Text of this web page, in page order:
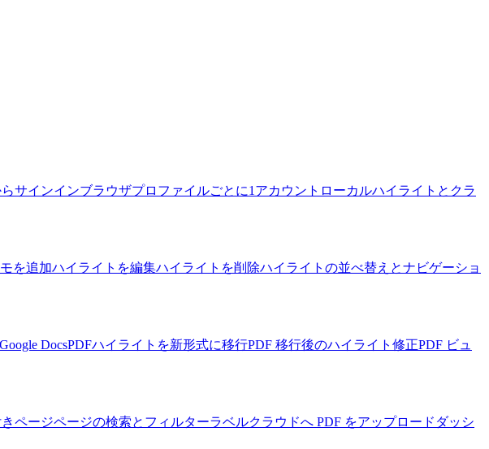
サインインブラウザプロファイルごとに1アカウント ローカルハイライトとクラ
を追加ハイライトを編集ハイライトを削除ハイライトの並べ替えとナビゲーショ
DocsPDFハイライトを新形式に移行PDF 移行後のハイライト修正PDF ビュ
ページページの検索とフィルターラベルクラウドへ PDF をアップロード ダッシ